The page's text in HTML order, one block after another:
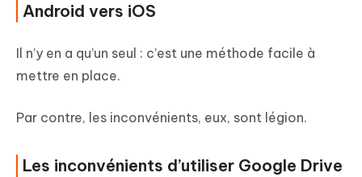
Android vers iOS
Il n’y en a qu’un seul : c’est une méthode facile à
mettre en place.
Par contre, les inconvénients, eux, sont légion.
Les inconvénients d’utiliser Google Drive